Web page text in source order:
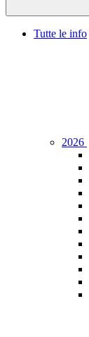
Tutte le info
2026